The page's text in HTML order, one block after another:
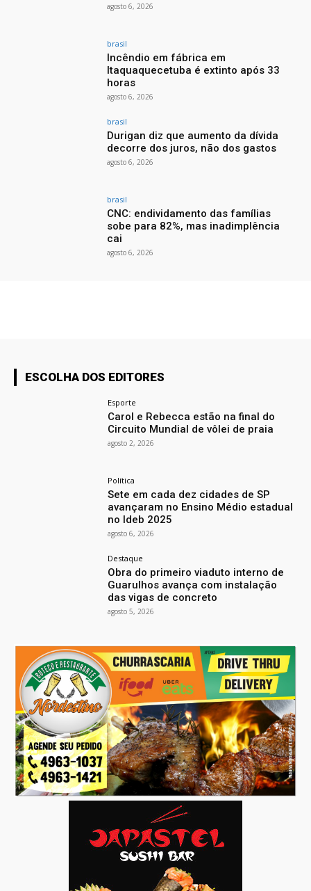
agosto 6, 2026
brasil
Incêndio em fábrica em
Itaquaquecetuba é extinto após 33
horas
agosto 6, 2026
brasil
Durigan diz que aumento da dívida
decorre dos juros, não dos gastos
agosto 6, 2026
brasil
CNC: endividamento das famílias
sobe para 82%, mas inadimplência
cai
agosto 6, 2026
ESCOLHA DOS EDITORES
Esporte
Carol e Rebecca estão na final do
Circuito Mundial de vôlei de praia
agosto 2, 2026
Política
Sete em cada dez cidades de SP
avançaram no Ensino Médio estadual
no Ideb 2025
agosto 6, 2026
Destaque
Obra do primeiro viaduto interno de
Guarulhos avança com instalação
das vigas de concreto
agosto 5, 2026